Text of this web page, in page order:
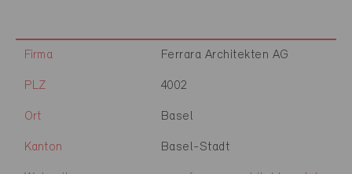
Firma Ferrara Architekten AG
PLZ 4002
Ort Basel
Kanton Basel-Stadt